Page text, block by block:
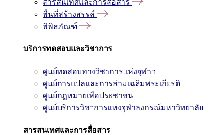
สารสนเทศและการสื่อสาร
พื้นที่สร้างสรรค์
พิพิธภัณฑ์
บริการทดสอบและวิชาการ
ศูนย์ทดสอบทางวิชาการแห่งจุฬาฯ
ศูนย์การแปลและการล่ามเฉลิมพระเกียรติ
ศูนย์กฎหมายเพื่อประชาชน
ศูนย์บริการวิชาการแห่งจุฬาลงกรณ์มหาวิทยาลัย
สารสนเทศและการสื่อสาร